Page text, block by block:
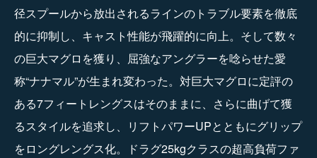
径スプールから放出されるラインのトラブル要素を徹底
的に抑制し、キャスト性能が飛躍的に向上。そして数々
の巨大マグロを獲り、屈強なアングラーを唸らせた愛
称“ナナマル”が生まれ変わった。対巨大マグロに定評の
ある7フィートレングスはそのままに、さらに曲げて獲
るスタイルを追求し、リフトパワーUPとともにグリップ
をロングレングス化。ドラグ25kgクラスの超高負荷ファ